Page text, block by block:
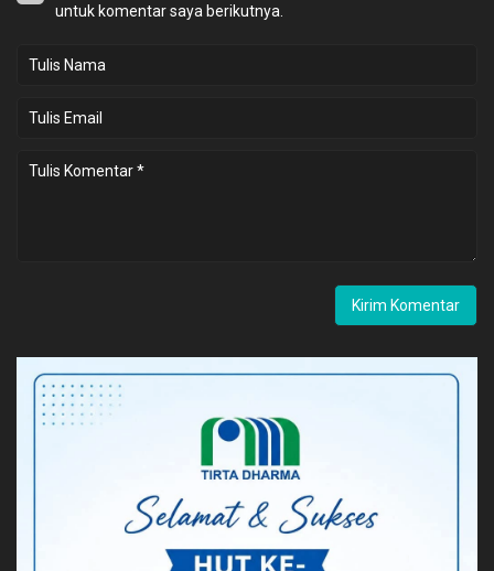
untuk komentar saya berikutnya.